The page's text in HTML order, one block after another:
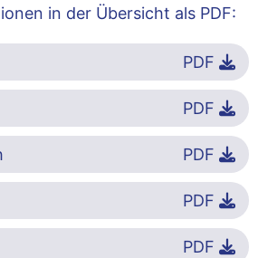
in der Übersicht als PDF:
PDF
PDF
PDF
PDF
PDF